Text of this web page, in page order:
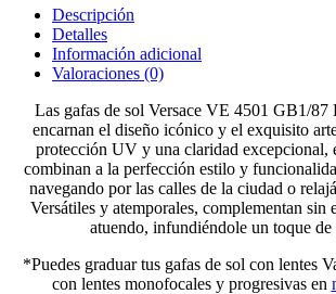
Descripción
Detalles
Información adicional
Valoraciones (0)
Las gafas de sol Versace VE 4501 GB1/
encarnan el diseño icónico y el exquisito
protección UV y una claridad excepcional,
combinan a la perfección estilo y
navegando por las calles de la ciudad o
Versátiles y atemporales, complementan sin
atuendo, infundiéndole un toque de
*Puedes graduar tus gafas de sol con lentes
con lentes monofocales y progresivas en